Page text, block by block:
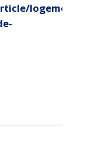
logements-